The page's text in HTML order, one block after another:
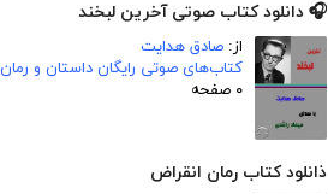
🎧 دانلود کتاب صوتی آخرین لبخند
از: صادق هدایت
کتاب‌های صوتی رایگان داستان و رمان
۰ صفحه
ذانلود کتاب رمان انقراض